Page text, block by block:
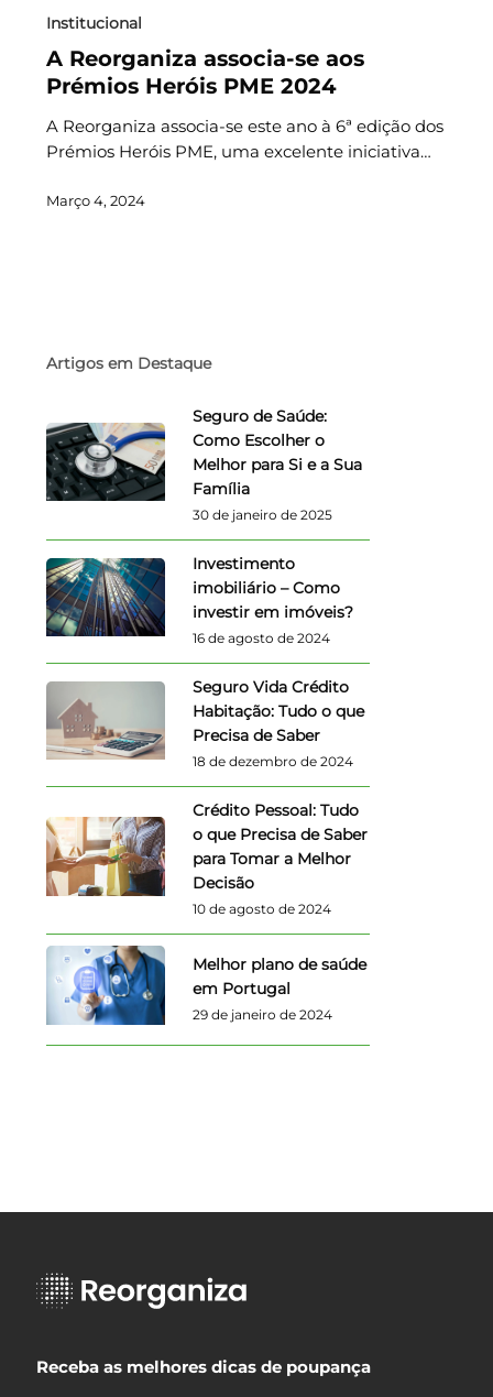
Institucional
A Reorganiza associa-se aos
Prémios Heróis PME 2024
A Reorganiza associa-se este ano à 6ª edição dos
Prémios Heróis PME, uma excelente iniciativa…
Março 4, 2024
Artigos em Destaque
Seguro de Saúde:
Como Escolher o
Melhor para Si e a Sua
Família
30 de janeiro de 2025
Investimento
imobiliário – Como
investir em imóveis?
16 de agosto de 2024
Seguro Vida Crédito
Habitação: Tudo o que
Precisa de Saber
18 de dezembro de 2024
Crédito Pessoal: Tudo
o que Precisa de Saber
para Tomar a Melhor
Decisão
10 de agosto de 2024
Melhor plano de saúde
em Portugal
29 de janeiro de 2024
Receba as melhores dicas de poupança